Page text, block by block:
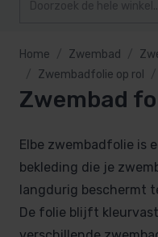
Home Zwembad
Zwembadfolie op rol
Zwembad
Elbe zwembadfolie is
bekleding die je
langdurig beschermt
De folie blijft